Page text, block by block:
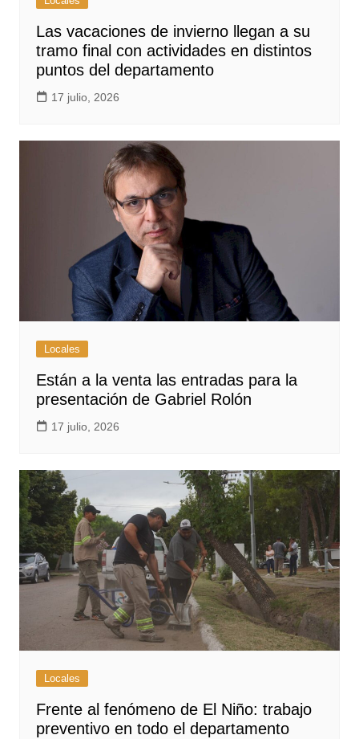
Las vacaciones de invierno llegan a su
tramo final con actividades en distintos
puntos del departamento
17 julio, 2026
Locales
Están a la venta las entradas para la
presentación de Gabriel Rolón
17 julio, 2026
Locales
Frente al fenómeno de El Niño: trabajo
preventivo en todo el departamento